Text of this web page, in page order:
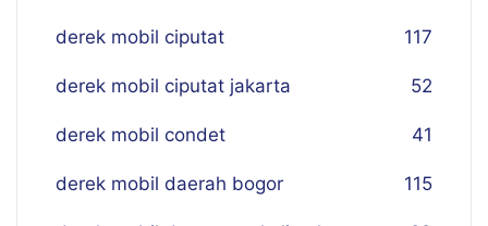
derek mobil ciputat 117
derek mobil ciputat jakarta 52
derek mobil condet 41
derek mobil daerah bogor 115